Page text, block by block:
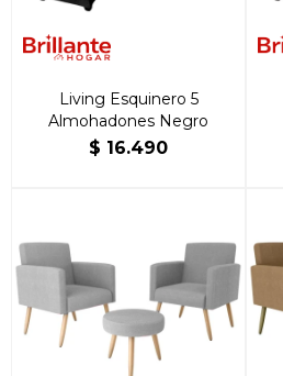
Living Esquinero 5
Almohadones Negro
$ 16.490